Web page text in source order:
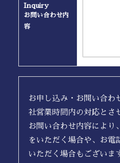
Inquiry
お問い合わせ内
容
お申し込み・お問い合わ
社営業時間内の対応とさ
お問い合わせ内容により
をいただく場合や、お電
いただく場合もございま